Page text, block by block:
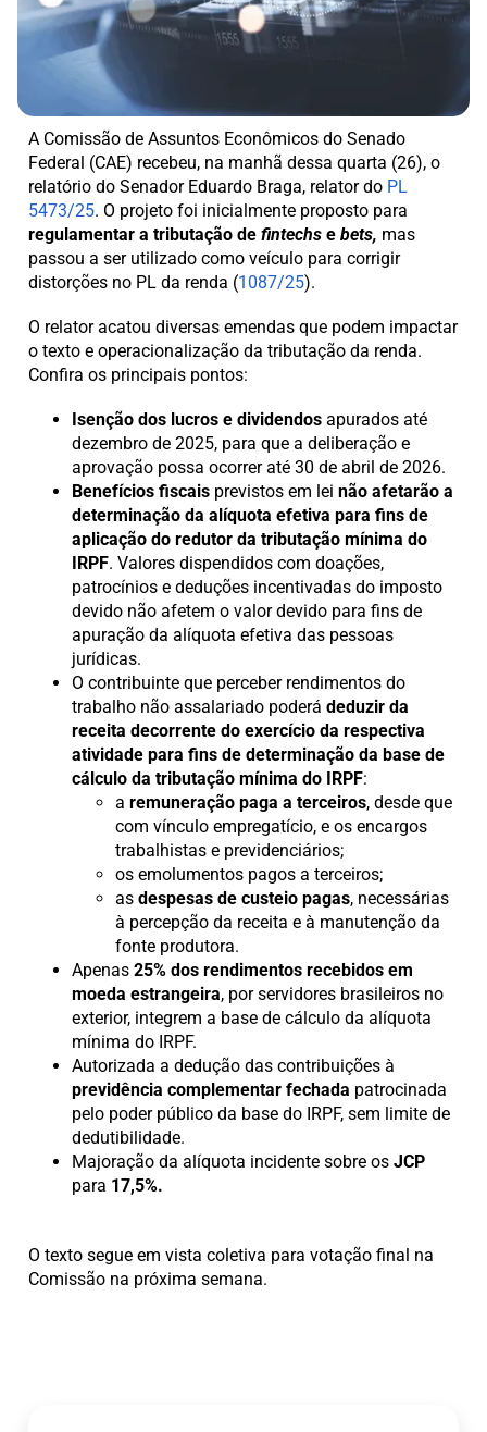
A Comissão de Assuntos Econômicos do Senado
Federal (CAE) recebeu, na manhã dessa quarta (26), o
relatório do Senador Eduardo Braga, relator do PL
5473/25. O projeto foi inicialmente proposto para
regulamentar a tributação de fintechs e bets, mas
passou a ser utilizado como veículo para corrigir
distorções no PL da renda (1087/25).
O relator acatou diversas emendas que podem impactar
o texto e operacionalização da tributação da renda.
Confira os principais pontos:
Isenção dos lucros e dividendos apurados até
dezembro de 2025, para que a deliberação e
aprovação possa ocorrer até 30 de abril de 2026.
Benefícios fiscais previstos em lei não afetarão a
determinação da alíquota efetiva para fins de
aplicação do redutor da tributação mínima do
IRPF. Valores dispendidos com doações,
patrocínios e deduções incentivadas do imposto
devido não afetem o valor devido para fins de
apuração da alíquota efetiva das pessoas
jurídicas.
O contribuinte que perceber rendimentos do
trabalho não assalariado poderá deduzir da
receita decorrente do exercício da respectiva
atividade para fins de determinação da base de
cálculo da tributação mínima do IRPF:
a remuneração paga a terceiros, desde que
com vínculo empregatício, e os encargos
trabalhistas e previdenciários;
os emolumentos pagos a terceiros;
as despesas de custeio pagas, necessárias
à percepção da receita e à manutenção da
fonte produtora.
Apenas 25% dos rendimentos recebidos em
moeda estrangeira, por servidores brasileiros no
exterior, integrem a base de cálculo da alíquota
mínima do IRPF.
Autorizada a dedução das contribuições à
previdência complementar fechada patrocinada
pelo poder público da base do IRPF, sem limite de
dedutibilidade.
Majoração da alíquota incidente sobre os JCP
para 17,5%.
O texto segue em vista coletiva para votação final na
Comissão na próxima semana.